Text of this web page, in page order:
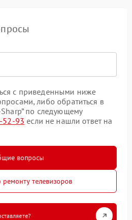
с приведенными ниже
либо обратиться в
по следующему
52-93 если не нашли ответ на
вопросы
телевизоров